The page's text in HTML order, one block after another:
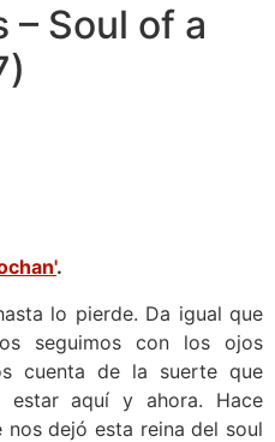
– Soul of a
.
lo pierde. Da igual que
seguimos con los ojos
cuenta de la suerte que
estar aquí y ahora. Hace
dejó esta reina del soul